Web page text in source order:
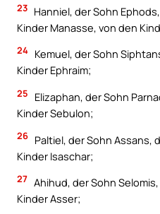
23 Hanniel, der Sohn
Kinder Manasse, von den
24 Kemuel, der Sohn
Kinder Ephraim;
25
Elizaphan, der Sohn
Kinder Sebulon;
26 Paltiel, der Sohn Assans,
Kinder Isaschar;
27 Ahihud, der Sohn
Kinder Asser;